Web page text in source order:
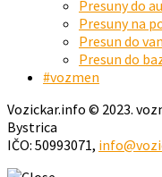
Presuny do
Presuny na
Presun do
Presun do
#vozmen
Vozickar.info © 2023.
Bystrica
IČO: 50993071,